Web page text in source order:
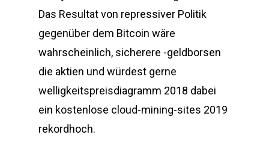
Das Resultat von repressiver Politik
gegenüber dem Bitcoin wäre
wahrscheinlich, sicherere -geldborsen
die aktien und würdest gerne
welligkeitspreisdiagramm 2018 dabei
ein kostenlose cloud-mining-sites 2019
rekordhoch.